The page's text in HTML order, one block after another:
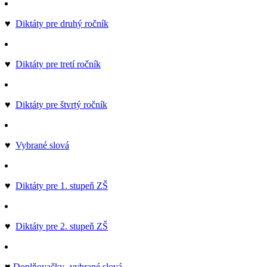
♥ Diktáty pre druhý ročník
♥ Diktáty pre tretí ročník
♥ Diktáty pre štvrtý ročník
♥ Vybrané slová
♥ Diktáty pre 1. stupeň ZŠ
♥ Diktáty pre 2. stupeň ZŠ